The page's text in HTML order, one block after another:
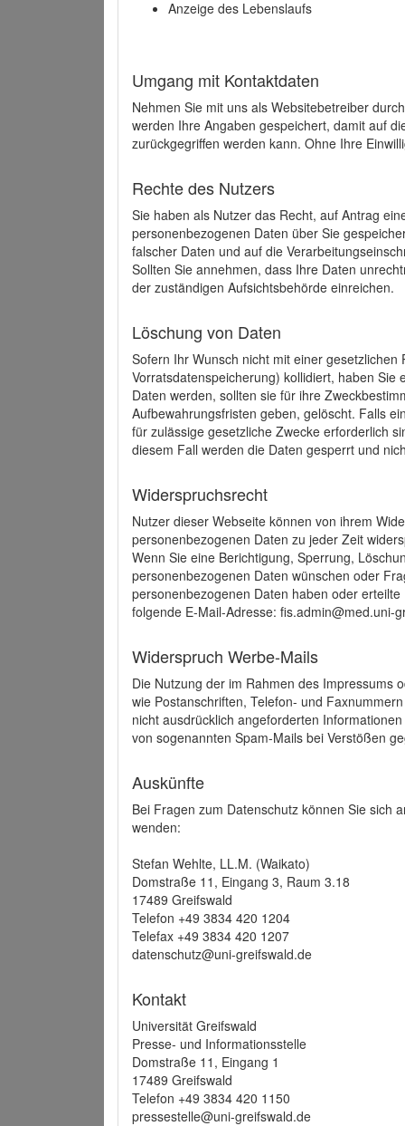
Anzeige des Lebenslaufs
Umgang mit Kontaktdaten
Nehmen Sie mit uns als Websitebetreiber
werden Ihre Angaben gespeichert, damit auf
zurückgegriffen werden kann. Ohne Ihre
Rechte des Nutzers
Sie haben als Nutzer das Recht, auf Antrag
personenbezogenen Daten über Sie
falscher Daten und auf die
Sollten Sie annehmen, dass Ihre Daten
der zuständigen Aufsichtsbehörde einreichen.
Löschung von Daten
Sofern Ihr Wunsch nicht mit einer
Vorratsdatenspeicherung) kollidiert, haben
Daten werden, sollten sie für ihre
Aufbewahrungsfristen geben, gelöscht. Falls
für zulässige gesetzliche Zwecke erforderlich
diesem Fall werden die Daten gesperrt und
Widerspruchsrecht
Nutzer dieser Webseite können von ihrem
personenbezogenen Daten zu jeder Zeit
Wenn Sie eine Berichtigung, Sperrung,
personenbezogenen Daten wünschen oder
personenbezogenen Daten haben oder
folgende E-Mail-Adresse: fis.admin@med.uni-
Widerspruch Werbe-Mails
Die Nutzung der im Rahmen des Impressums
wie Postanschriften, Telefon- und
nicht ausdrücklich angeforderten
von sogenannten Spam-Mails bei Verstößen
Auskünfte
Bei Fragen zum Datenschutz können Sie sich
wenden:
Stefan Wehlte, LL.M. (Waikato)
Domstraße 11, Eingang 3, Raum 3.18
17489 Greifswald
Telefon +49 3834 420 1204
Telefax +49 3834 420 1207
datenschutz@uni-greifswald.de
Kontakt
Universität Greifswald
Presse- und Informationsstelle
Domstraße 11, Eingang 1
17489 Greifswald
Telefon +49 3834 420 1150
pressestelle@uni-greifswald.de